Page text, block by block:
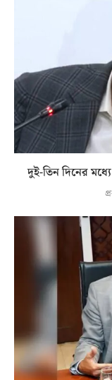
দুই-তিন দিনের মধ্যে